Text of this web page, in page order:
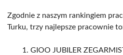
Zgodnie z naszym rankingiem
Turku, trzy najlepsze pracownie
GIOO JUBILER